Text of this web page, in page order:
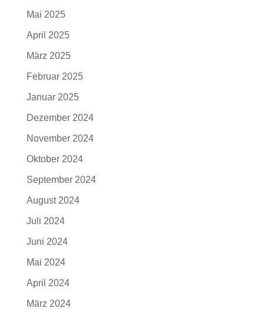
Mai 2025
April 2025
März 2025
Februar 2025
Januar 2025
Dezember 2024
November 2024
Oktober 2024
September 2024
August 2024
Juli 2024
Juni 2024
Mai 2024
April 2024
März 2024